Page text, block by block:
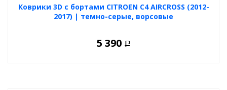
Коврики 3D с бортами CITROEN C4 AIRCROSS (2012-
2017) | темно-серые, ворсовые
5 390 Р